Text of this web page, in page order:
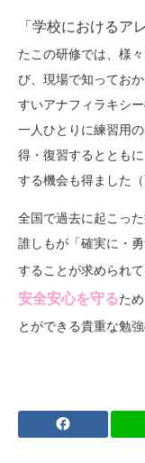
「学校におけるア
たこの研修では、様
び、現場で知ってお
すいアナフィラキシ
一人ひとりに練習用
得・復習するととも
する機会も得ました（
全国で過去に起こっ
誰しもが「確実に・
することが求められて
安全安心を守るた
とができる貴重な勉